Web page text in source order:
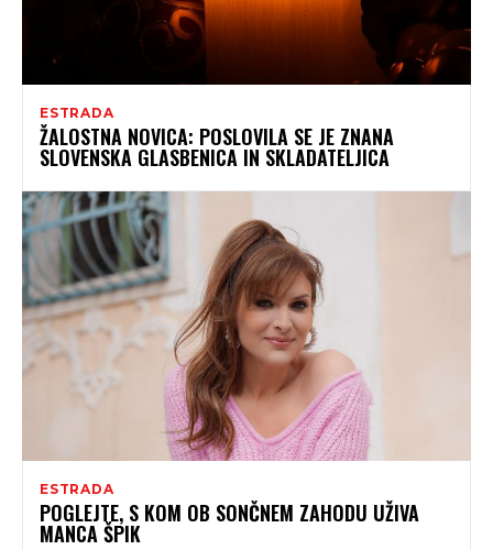
ESTRADA
ŽALOSTNA NOVICA: POSLOVILA SE JE ZNANA
SLOVENSKA GLASBENICA IN SKLADATELJICA
ESTRADA
POGLEJTE, S KOM OB SONČNEM ZAHODU UŽIVA
MANCA ŠPIK